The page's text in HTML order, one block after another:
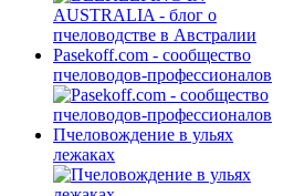
Pasekoff.com - сообщество
пчеловодов-профессионалов
Пчеловождение в ульях
лежаках